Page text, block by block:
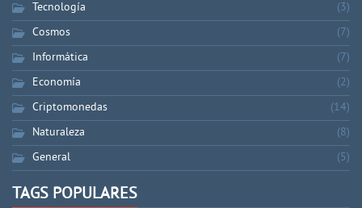
Tecnología
(3)
Cosmos
(7)
Informática
(7)
Economía
(2)
Criptomonedas
(14)
Naturaleza
(8)
General
(5)
TAGS POPULARES